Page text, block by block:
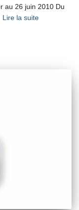
au 26 juin 2010 Du
Lire la suite